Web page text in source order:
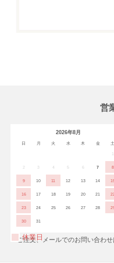
営
2026年8月
日 月 火 水 木 金 土
2 3 5 6 7 8
9 10 11 12 13 14
16 17 18 19 20 21
23 24 25 26 27 28
30 31
休業日
※ご注文、メールでのお問い合わせ